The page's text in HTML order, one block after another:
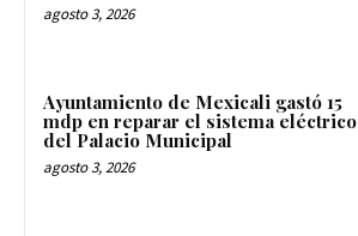
agosto 3, 2026
Ayuntamiento de Mexicali gastó 15
mdp en reparar el sistema eléctrico
del Palacio Municipal
agosto 3, 2026